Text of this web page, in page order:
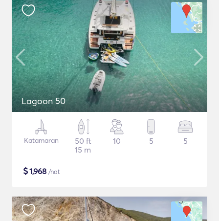
Lagoon 50
Katamaran
50 ft
15 m
10 5 5
$1,968 /nat